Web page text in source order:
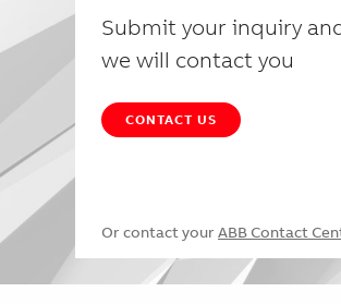
Submit your inquiry
we will contact you
CONTACT US
Or contact your ABB Contact